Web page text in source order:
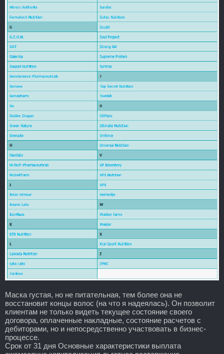
Маска густая, но не питательная, тем более она не
восстановит концы волос (на что я надеялась). Он позволит
клиентам не только видеть текущее состояние своего
договора, оплаченные накладные, состояние расчетов с
дебиторами, но и непосредственно участвовать в бизнес-
процессе.
Срок от 31 дня Основные характеристики выплата